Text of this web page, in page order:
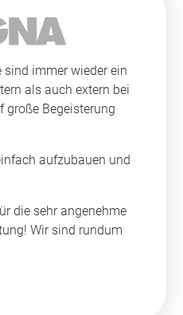
sind immer wieder ein
als auch extern bei
große Begeisterung
aufzubauen und
die sehr angenehme
Wir sind rundum